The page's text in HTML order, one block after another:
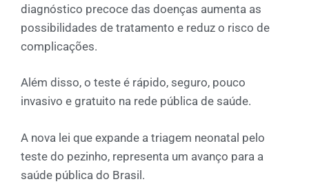
diagnóstico precoce das doenças aumenta as
possibilidades de tratamento e reduz o risco de
complicações.
Além disso, o teste é rápido, seguro, pouco
invasivo e gratuito na rede pública de saúde.
A nova lei que expande a triagem neonatal pelo
teste do pezinho, representa um avanço para a
saúde pública do Brasil.